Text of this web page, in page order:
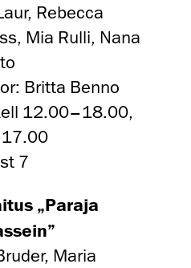
Rebecca
Mia Rulli, Nana
Britta Benno
12.00–18.00,
7
„Paraja
Maria